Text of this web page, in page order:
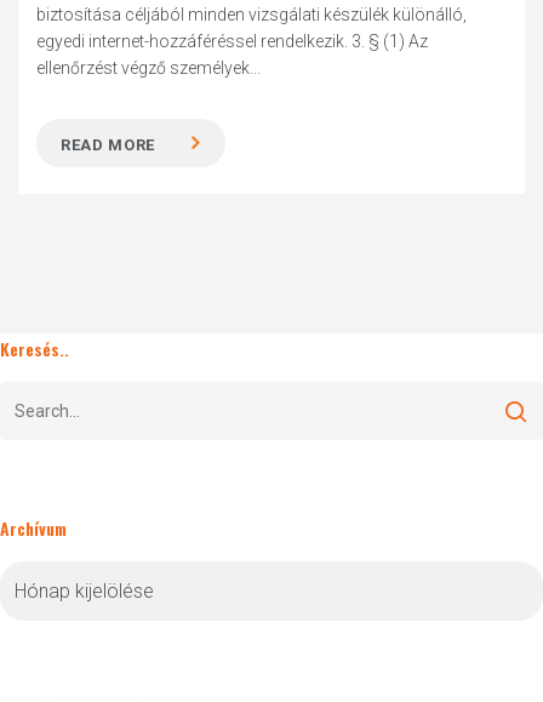
biztosítása céljából minden vizsgálati készülék különálló,
egyedi internet-hozzáféréssel rendelkezik. 3. § (1) Az
ellenőrzést végző személyek...
READ MORE
Keresés..
Archívum